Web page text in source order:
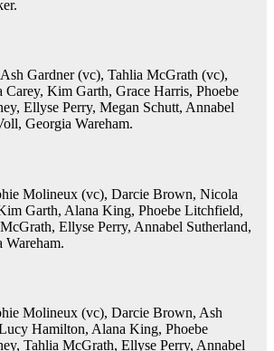
Gardner (vc), Tahlia McGrath (vc),
Kim Garth, Grace Harris, Phoebe
Ellyse Perry, Megan Schutt, Annabel
Georgia Wareham.
Molineux (vc), Darcie Brown, Nicola
Garth, Alana King, Phoebe Litchfield,
Ellyse Perry, Annabel Sutherland,
Wareham.
Molineux (vc), Darcie Brown, Ash
Hamilton, Alana King, Phoebe
Tahlia McGrath, Ellyse Perry, Annabel